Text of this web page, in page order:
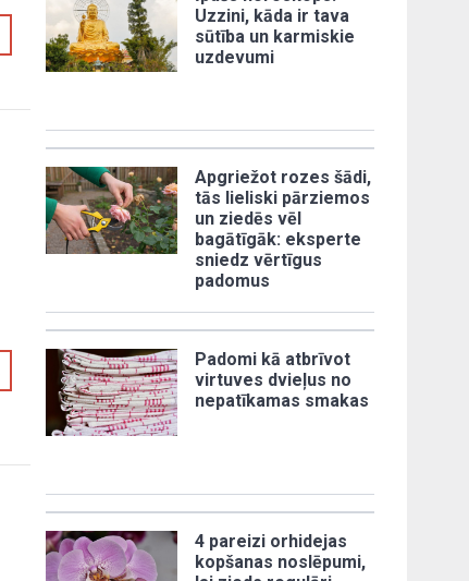
Uzzini, kāda ir tava
sūtība un karmiskie
uzdevumi
Apgriežot rozes šādi,
tās lieliski pārziemos
un ziedēs vēl
bagātīgāk: eksperte
sniedz vērtīgus
padomus
Padomi kā atbrīvot
virtuves dvieļus no
nepatīkamas smakas
4 pareizi orhidejas
kopšanas noslēpumi,